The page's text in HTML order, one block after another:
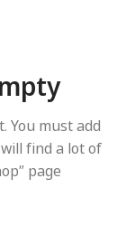
You must add
find a lot of
page.